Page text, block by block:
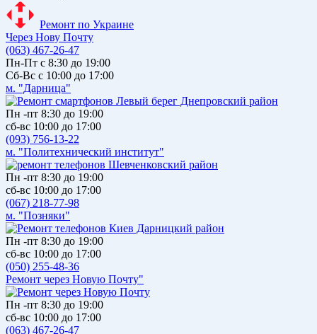
Ремонт по Украине
Через Нову Почту
(063) 467-26-47
Пн-Пт с 8:30 до 19:00
Сб-Вс с 10:00 до 17:00
м. "Дарница"
Пн -пт 8:30 до 19:00
сб-вс 10:00 до 17:00
(093) 756-13-22
м. "Политехнический институт"
Пн -пт 8:30 до 19:00
сб-вс 10:00 до 17:00
(067) 218-77-98
м. "Позняки"
Пн -пт 8:30 до 19:00
сб-вс 10:00 до 17:00
(050) 255-48-36
Ремонт через Новую Почту"
Пн -пт 8:30 до 19:00
сб-вс 10:00 до 17:00
(063) 467-26-47